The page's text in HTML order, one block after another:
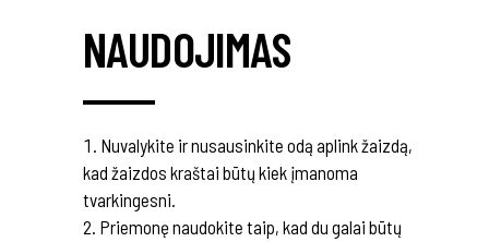
NAUDOJIMAS
Nuvalykite ir nusausinkite odą aplink žaizdą,
kad žaizdos kraštai būtų kiek įmanoma
tvarkingesni.
Priemonę naudokite taip, kad du galai būtų